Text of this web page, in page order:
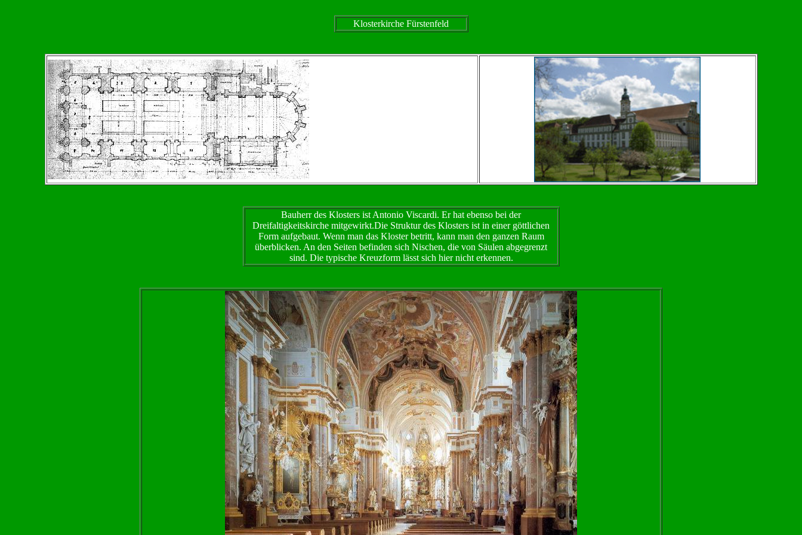
Klosterkirche Fürstenfeld
Bauherr des Klosters ist Antonio Viscardi. Er hat ebenso bei der
Dreifaltigkeitskirche mitgewirkt.Die Struktur des Klosters ist in einer göttlichen
Form aufgebaut. Wenn man das Kloster betritt, kann man den ganzen Raum
überblicken. An den Seiten befinden sich Nischen, die von Säulen abgegrenzt
sind. Die typische Kreuzform lässt sich hier nicht erkennen.